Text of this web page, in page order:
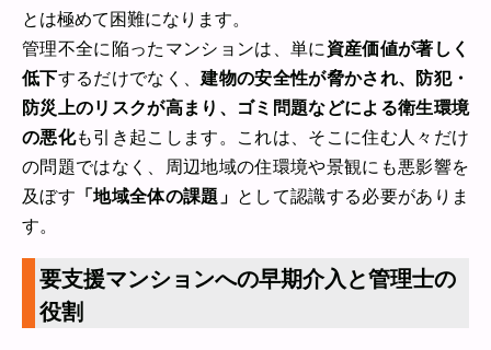
とは極めて困難になります。
管理不全に陥ったマンションは、単に 資産価値が著しく
低下するだけでなく、建物の安全性が脅かされ、防犯・
防災上のリスクが高まり、ゴミ問題などによる衛生環境
の悪化も引き起こします。これは、そこに住む人々だけ
の問題ではなく、周辺地域の住環境や景観にも悪影響を
及ぼす 「地域全体の課題」 として認識する必要がありま
す。
要支援マンションへの早期介入と管理士の
役割